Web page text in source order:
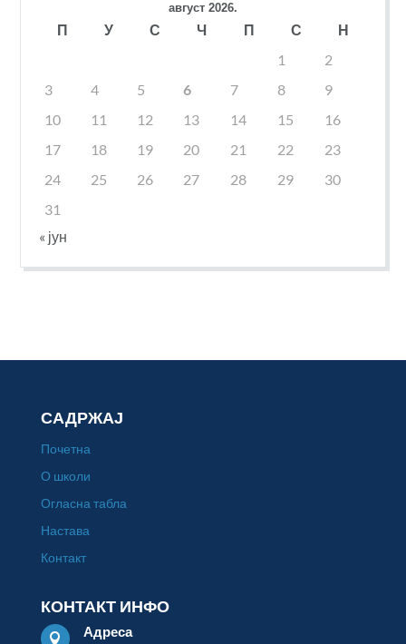
август 2026.
П У С Ч П С
Н
1
2
3
4 5 6 7 8
9
10
11 12 13 14 15
16
17
18 19 20 21 22
23
24
25 26 27 28 29
30
31
« јун
САДРЖАЈ
Почетна
О школи
Огласна табла
Настава
Контакт
КОНТАКТ ИНФО
 Адреса